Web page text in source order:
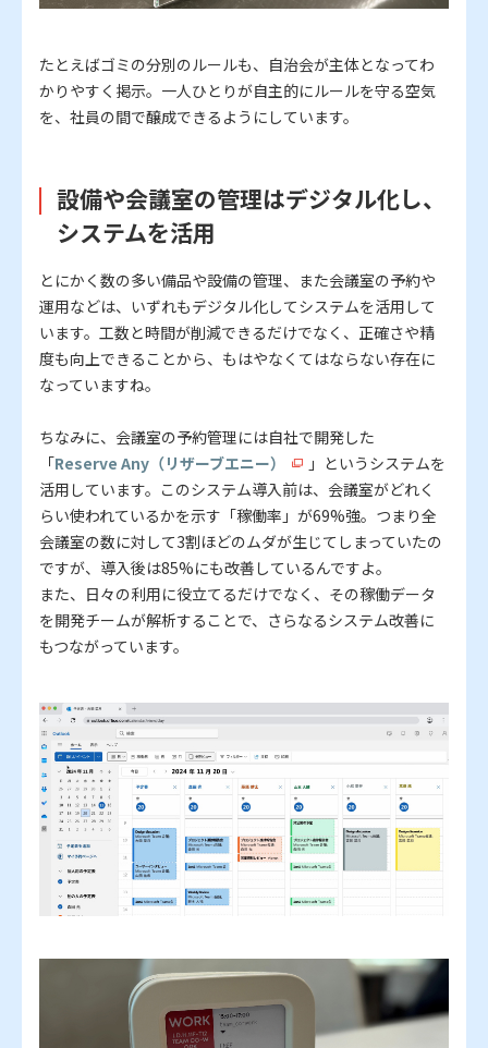
たとえばゴミの分別のルールも、自治会が主体となってわ
かりやすく掲示。一人ひとりが自主的にルールを守る空気
を、社員の間で醸成できるようにしています。
設備や会議室の管理はデジタル化し、
システムを活用
とにかく数の多い備品や設備の管理、また会議室の予約や
運用などは、いずれもデジタル化してシステムを活用して
います。工数と時間が削減できるだけでなく、正確さや精
度も向上できることから、もはやなくてはならない存在に
なっていますね。
ちなみに、会議室の予約管理には自社で開発した
「Reserve Any（リザーブエニー）
」というシステムを
活用しています。このシステム導入前は、会議室がどれく
らい使われているかを示す「稼働率」が69%強。つまり全
会議室の数に対して3割ほどのムダが生じてしまっていたの
ですが、導入後は85%にも改善しているんですよ。
また、日々の利用に役立てるだけでなく、その稼働データ
を開発チームが解析することで、さらなるシステム改善に
もつながっています。